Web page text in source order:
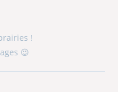
!
😉